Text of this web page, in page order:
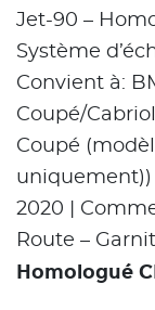
Jet-90 –
Système
Convient à:
Coupé/
Coupé
uniquement))
2020 |
Route –
Homologué